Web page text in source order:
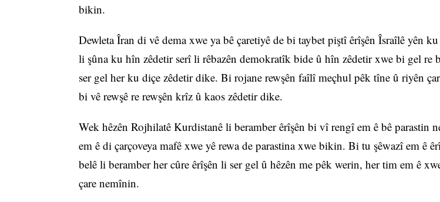
bikin.
Dewleta Îran di vê dema xwe ya bê çaretiyê de bi taybet piştî êrîşên Îsraîlê yên
li şûna ku hîn zêdetir serî li rêbazên demokratîk bide û hîn zêdetir xwe bi gel re
ser gel her ku diçe zêdetir dike. Bi rojane rewşên faîlî meçhul pêk tîne û riyên
bi vê rewşê re rewşên krîz û kaos zêdetir dike.
Wek hêzên Rojhilatê Kurdistanê li beramber êrîşên bi vî rengî em ê bê parastin
em ê di çarçoveya mafê xwe yê rewa de parastina xwe bikin. Bi tu şêwazî em ê
belê li beramber her cûre êrîşên li ser gel û hêzên me pêk werin, her tim em ê
çare nemînin.